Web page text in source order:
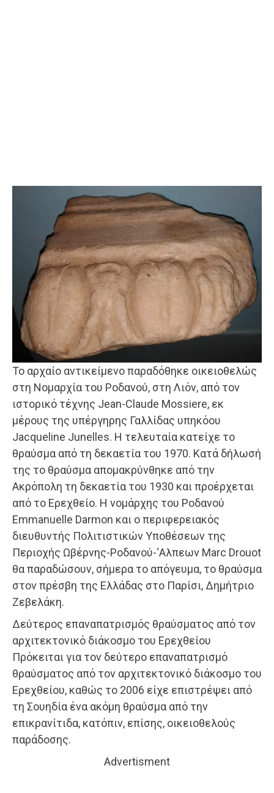
Το αρχαίο αντικείμενο παραδόθηκε οικειοθελώς
στη Νομαρχία του Ροδανού, στη Λιόν, από τον
ιστορικό τέχνης Jean-Claude Mossiere, εκ
μέρους της υπέργηρης Γαλλίδας υπηκόου
Jacqueline Junelles. Η τελευταία κατείχε το
θραύσμα από τη δεκαετία του 1970. Κατά δήλωσή
της το θραύσμα απομακρύνθηκε από την
Ακρόπολη τη δεκαετία του 1930 και προέρχεται
από το Ερεχθείο. Η νομάρχης του Ροδανού
Emmanuelle Darmon και ο περιφερειακός
διευθυντής Πολιτιστικών Υποθέσεων της
Περιοχής Ωβέρνης-Ροδανού-‘Αλπεων Marc Drouot
θα παραδώσουν, σήμερα το απόγευμα, το θραύσμα
στον πρέσβη της Ελλάδας στο Παρίσι, Δημήτριο
Ζεβελάκη.
Δεύτερος επαναπατρισμός θραύσματος από τον
αρχιτεκτονικό διάκοσμο του Ερεχθείου
Πρόκειται για τον δεύτερο επαναπατρισμό
θραύσματος από τον αρχιτεκτονικό διάκοσμο του
Ερεχθείου, καθώς το 2006 είχε επιστρέψει από
τη Σουηδία ένα ακόμη θραύσμα από την
επικρανίτιδα, κατόπιν, επίσης, οικειοθελούς
παράδοσης.
Advertisment